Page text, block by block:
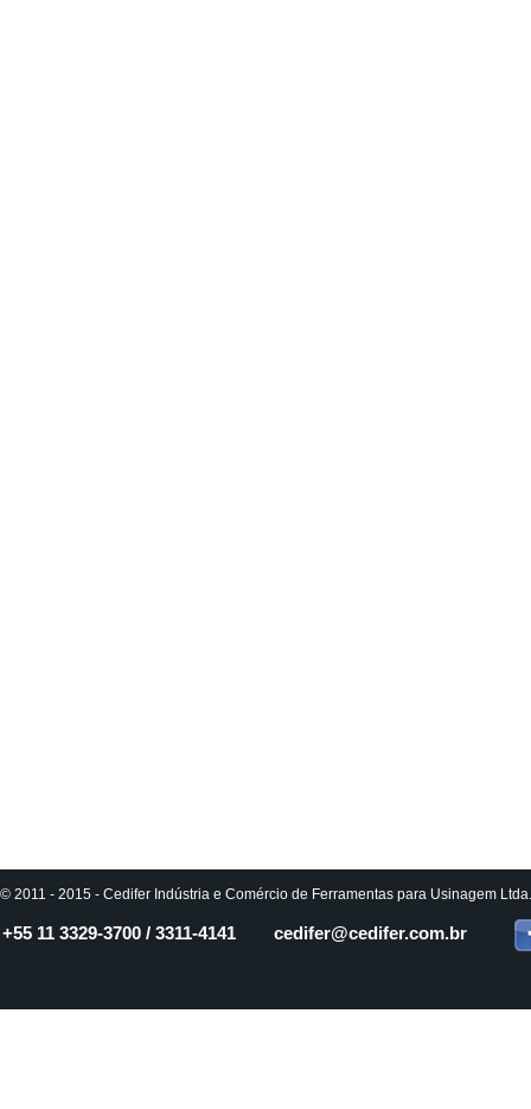
© 2011 - 2015 - Cedifer Indústria e Comércio de Ferramentas para Usinagem
+55 11 3329-3700 / 3311-4141 cedifer@cedifer.com.br